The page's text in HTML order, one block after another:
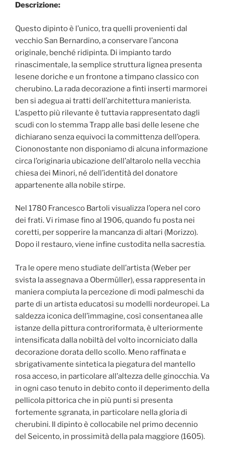
Descrizione:
Questo dipinto è l’unico, tra quelli provenienti dal
vecchio San Bernardino, a conservare l’ancona
originale, benché ridipinta. Di impianto tardo
rinascimentale, la semplice struttura lignea presenta
lesene doriche e un frontone a timpano classico con
cherubino. La rada decorazione a finti inserti marmorei
ben si adegua ai tratti dell’architettura manierista.
L’aspetto più rilevante è tuttavia rappresentato dagli
scudi con lo stemma Trapp alle basi delle lesene che
dichiarano senza equivoci la committenza dell’opera.
Ciononostante non disponiamo di alcuna informazione
circa l’originaria ubicazione dell’altarolo nella vecchia
chiesa dei Minori, né dell’identità del donatore
appartenente alla nobile stirpe.
Nel 1780 Francesco Bartoli visualizza l’opera nel coro
dei frati. Vi rimase fino al 1906, quando fu posta nei
coretti, per sopperire la mancanza di altari (Morizzo).
Dopo il restauro, viene infine custodita nella sacrestia.
Tra le opere meno studiate dell’artista (Weber per
svista la assegnava a Obermüller), essa rappresenta in
maniera compiuta la percezione di modi palmeschi da
parte di un artista educatosi su modelli nordeuropei. La
saldezza iconica dell’immagine, così consentanea alle
istanze della pittura controriformata, è ulteriormente
intensificata dalla nobiltà del volto incorniciato dalla
decorazione dorata dello scollo. Meno raffinata e
sbrigativamente sintetica la piegatura del mantello
rosa acceso, in particolare all’altezza delle ginocchia. Va
in ogni caso tenuto in debito conto il deperimento della
pellicola pittorica che in più punti si presenta
fortemente sgranata, in particolare nella gloria di
cherubini. Il dipinto è collocabile nel primo decennio
del Seicento, in prossimità della pala maggiore (1605).